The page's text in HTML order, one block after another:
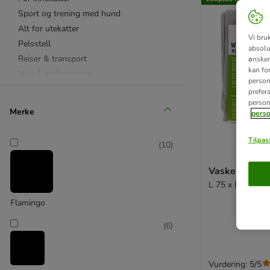
Sport og trening med hund
Alt for utekatter
Pelsstell
Reiser & transport
Merke
Flamingo
(10)
(6)
Vaskepose
L 75 x B 80 cm
Vurdering: 5/5
Vi
kan